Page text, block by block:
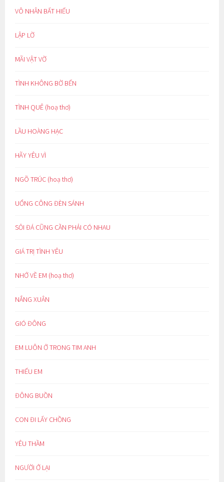
VÔ NHÂN BẤT HIẾU
LẬP LỜ
MÃI VẬT VỜ
TÌNH KHÔNG BỜ BẾN
TÌNH QUÊ (hoạ thơ)
LẦU HOÀNG HẠC
HÃY YÊU VÌ
NGÕ TRÚC (hoạ thơ)
UỔNG CÔNG ĐÈN SÁNH
SỎI ĐÁ CŨNG CẦN PHẢI CÓ NHAU
GIÁ TRỊ TÌNH YÊU
NHỚ VỀ EM (hoạ thơ)
NẮNG XUÂN
GIÓ ĐÔNG
EM LUÔN Ở TRONG TIM ANH
THIẾU EM
ĐÔNG BUỒN
CON ĐI LẤY CHỒNG
YÊU THẦM
NGƯỜI Ở LẠI